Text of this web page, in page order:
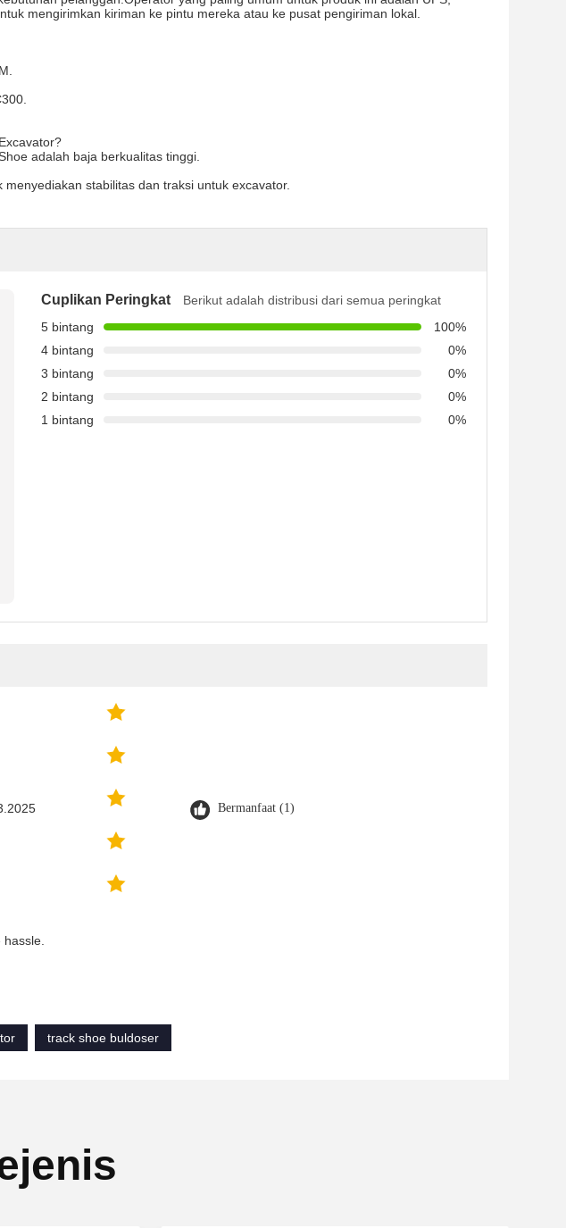
mengirimkan kiriman ke pintu mereka atau ke pusat pengiriman lokal.
adalah baja berkualitas tinggi.
stabilitas dan traksi untuk excavator.
Cuplikan Peringkat
Berikut adalah distribusi dari semua peringkat
5 bintang
100%
4 bintang
0%
3 bintang
0%
2 bintang
0%
1 bintang
0%
Bermanfaat (1)
track shoe buldoser